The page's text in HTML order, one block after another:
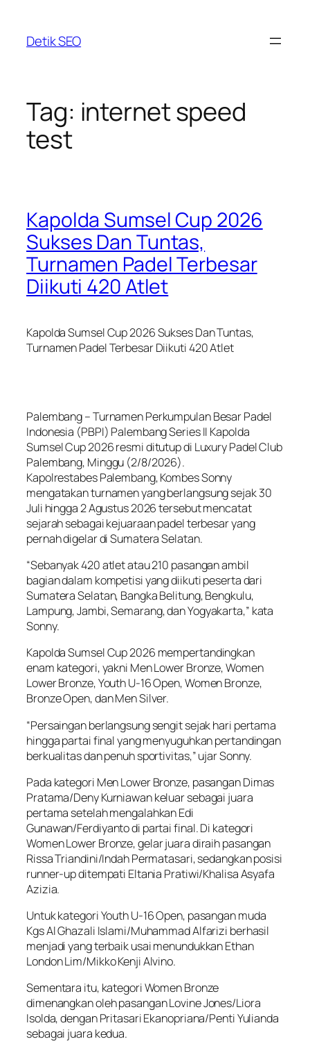
content
Detik SEO
Tag: internet speed
test
Kapolda Sumsel Cup 2026
Sukses Dan Tuntas,
Turnamen Padel Terbesar
Diikuti 420 Atlet
Kapolda Sumsel Cup 2026 Sukses Dan Tuntas,
Turnamen Padel Terbesar Diikuti 420 Atlet
Palembang – Turnamen Perkumpulan Besar Padel
Indonesia (PBPI) Palembang Series II Kapolda
Sumsel Cup 2026 resmi ditutup di Luxury Padel Club
Palembang, Minggu (2/8/2026).
Kapolrestabes Palembang, Kombes Sonny
mengatakan turnamen yang berlangsung sejak 30
Juli hingga 2 Agustus 2026 tersebut mencatat
sejarah sebagai kejuaraan padel terbesar yang
pernah digelar di Sumatera Selatan.
“Sebanyak 420 atlet atau 210 pasangan ambil
bagian dalam kompetisi yang diikuti peserta dari
Sumatera Selatan, Bangka Belitung, Bengkulu,
Lampung, Jambi, Semarang, dan Yogyakarta,” kata
Sonny.
Kapolda Sumsel Cup 2026 mempertandingkan
enam kategori, yakni Men Lower Bronze, Women
Lower Bronze, Youth U-16 Open, Women Bronze,
Bronze Open, dan Men Silver.
“Persaingan berlangsung sengit sejak hari pertama
hingga partai final yang menyuguhkan pertandingan
berkualitas dan penuh sportivitas,” ujar Sonny.
Pada kategori Men Lower Bronze, pasangan Dimas
Pratama/Deny Kurniawan keluar sebagai juara
pertama setelah mengalahkan Edi
Gunawan/Ferdiyanto di partai final. Di kategori
Women Lower Bronze, gelar juara diraih pasangan
Rissa Triandini/Indah Permatasari, sedangkan posisi
runner-up ditempati Eltania Pratiwi/Khalisa Asyafa
Azizia.
Untuk kategori Youth U-16 Open, pasangan muda
Kgs Al Ghazali Islami/Muhammad Alfarizi berhasil
menjadi yang terbaik usai menundukkan Ethan
London Lim/Mikko Kenji Alvino.
Sementara itu, kategori Women Bronze
dimenangkan oleh pasangan Lovine Jones/Liora
Isolda, dengan Pritasari Ekanopriana/Penti Yulianda
sebagai juara kedua.